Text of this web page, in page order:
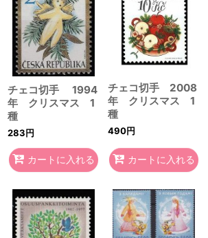
チェコ切手 1994
年 クリスマス 1
種
283円
カートに入れる
チェコ切手 2008
年 クリスマス 1
種
490円
カートに入れる